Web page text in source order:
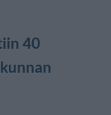
40